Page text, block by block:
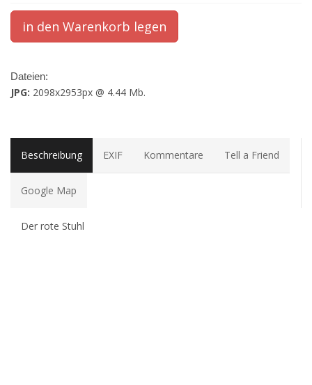
Dateien:
JPG: 2098x2953px @ 4.44 Mb.
Beschreibung EXIF Kommentare Tell a Friend
Google Map
Der rote Stuhl